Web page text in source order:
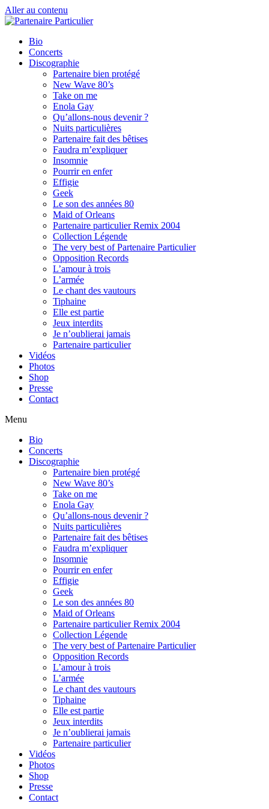
Aller au contenu
Bio
Concerts
Discographie
Partenaire bien protégé
New Wave 80’s
Take on me
Enola Gay
Qu’allons-nous devenir ?
Nuits particulières
Partenaire fait des bêtises
Faudra m’expliquer
Insomnie
Pourrir en enfer
Effigie
Geek
Le son des années 80
Maid of Orleans
Partenaire particulier Remix 2004
Collection Légende
The very best of Partenaire Particulier
Opposition Records
L’amour à trois
L’armée
Le chant des vautours
Tiphaine
Elle est partie
Jeux interdits
Je n’oublierai jamais
Partenaire particulier
Vidéos
Photos
Shop
Presse
Contact
Menu
Bio
Concerts
Discographie
Partenaire bien protégé
New Wave 80’s
Take on me
Enola Gay
Qu’allons-nous devenir ?
Nuits particulières
Partenaire fait des bêtises
Faudra m’expliquer
Insomnie
Pourrir en enfer
Effigie
Geek
Le son des années 80
Maid of Orleans
Partenaire particulier Remix 2004
Collection Légende
The very best of Partenaire Particulier
Opposition Records
L’amour à trois
L’armée
Le chant des vautours
Tiphaine
Elle est partie
Jeux interdits
Je n’oublierai jamais
Partenaire particulier
Vidéos
Photos
Shop
Presse
Contact